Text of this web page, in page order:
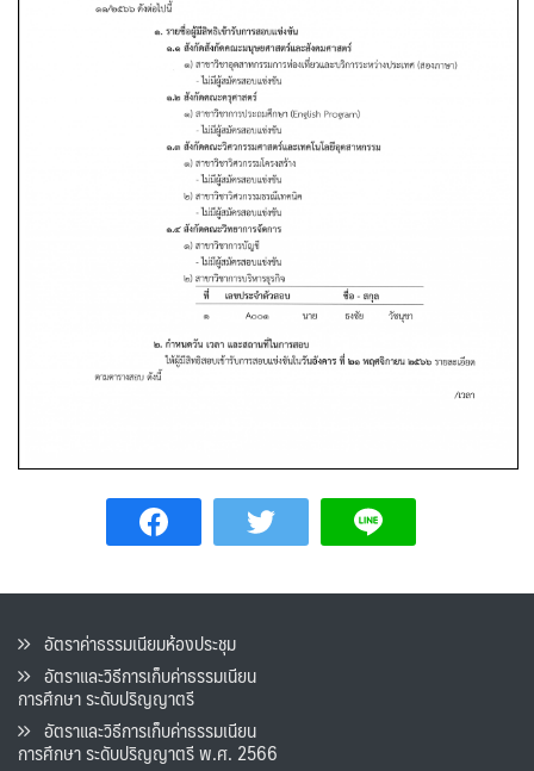
อัตราค่าธรรมเนียมห้องประชุม
อัตราและวิธีการเก็บค่าธรรมเนียน
การศึกษา ระดับปริญญาตรี
อัตราและวิธีการเก็บค่าธรรมเนียน
การศึกษา ระดับปริญญาตรี พ.ศ. 2566